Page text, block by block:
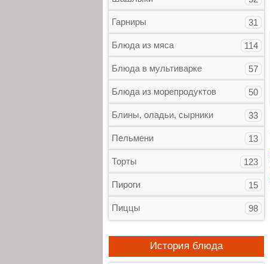
Гарниры 31
Блюда из мяса 114
Блюда в мультиварке 57
Блюда из морепродуктов 50
Блины, оладьи, сырники 33
Пельмени 13
Торты 123
Пироги 15
Пиццы 98
История блюда